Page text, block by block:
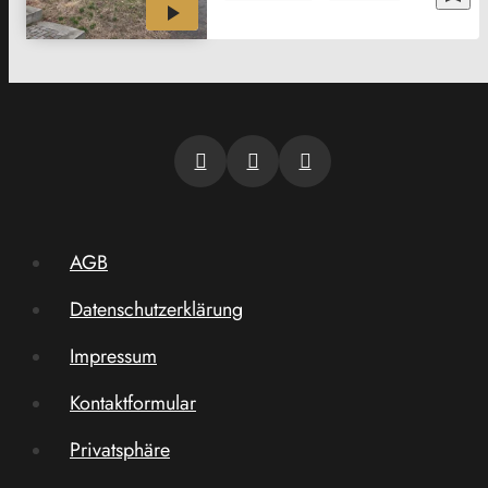
AGB
Datenschutzerklärung
Impressum
Kontaktformular
Privatsphäre